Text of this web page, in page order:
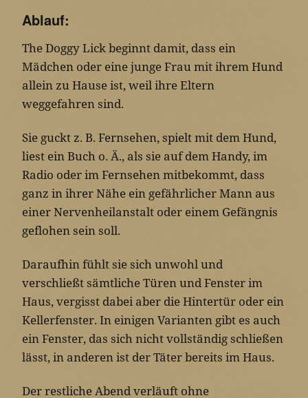
Ablauf:
The Doggy Lick beginnt damit, dass ein
Mädchen oder eine junge Frau mit ihrem Hund
allein zu Hause ist, weil ihre Eltern
weggefahren sind.
Sie guckt z. B. Fernsehen, spielt mit dem Hund,
liest ein Buch o. Ä., als sie auf dem Handy, im
Radio oder im Fernsehen mitbekommt, dass
ganz in ihrer Nähe ein gefährlicher Mann aus
einer Nervenheilanstalt oder einem Gefängnis
geflohen sein soll.
Daraufhin fühlt sie sich unwohl und
verschließt sämtliche Türen und Fenster im
Haus, vergisst dabei aber die Hintertür oder ein
Kellerfenster. In einigen Varianten gibt es auch
ein Fenster, das sich nicht vollständig schließen
lässt, in anderen ist der Täter bereits im Haus.
Der restliche Abend verläuft ohne